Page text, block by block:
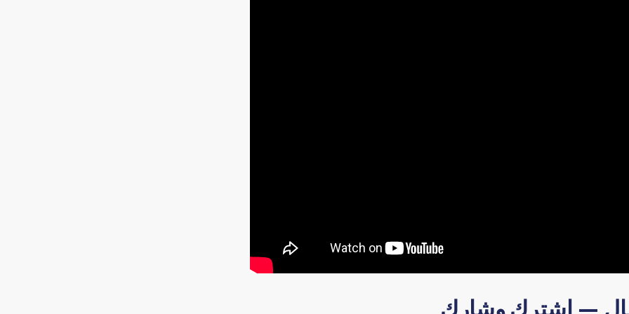
— اشترك وشارك